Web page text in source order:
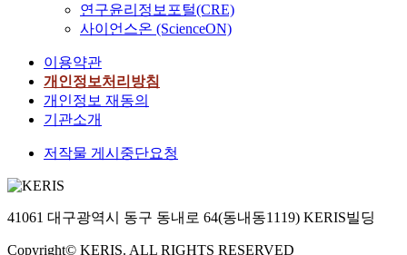
연구윤리정보포털(CRE)
사이언스온 (ScienceON)
이용약관
개인정보처리방침
개인정보 재동의
기관소개
저작물 게시중단요청
41061 대구광역시 동구 동내로 64(동내동1119) KERIS빌딩
Copyright© KERIS. ALL RIGHTS RESERVED